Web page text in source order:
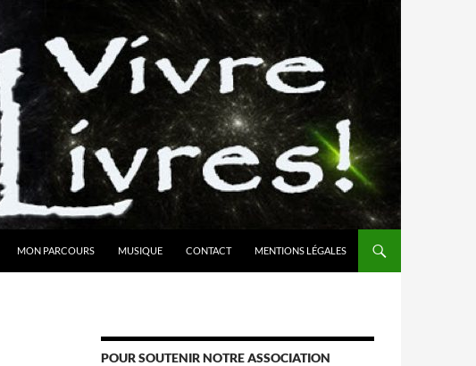
MON PARCOURS MUSIQUE CONTACT MENTIONS LÉGALES
POUR SOUTENIR NOTRE ASSOCIATION